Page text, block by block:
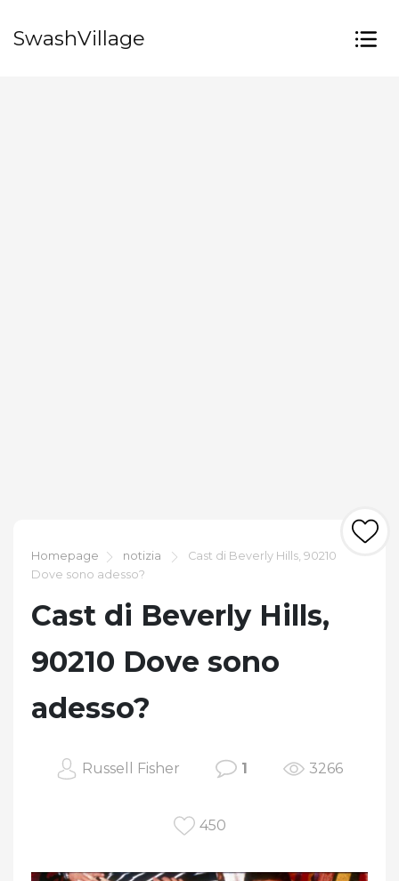
SwashVillage
Homepage notizia
Cast di Beverly Hills, 90210
Dove sono adesso?
Cast di Beverly Hills,
90210 Dove sono
adesso?
Russell Fisher 1 3266
450